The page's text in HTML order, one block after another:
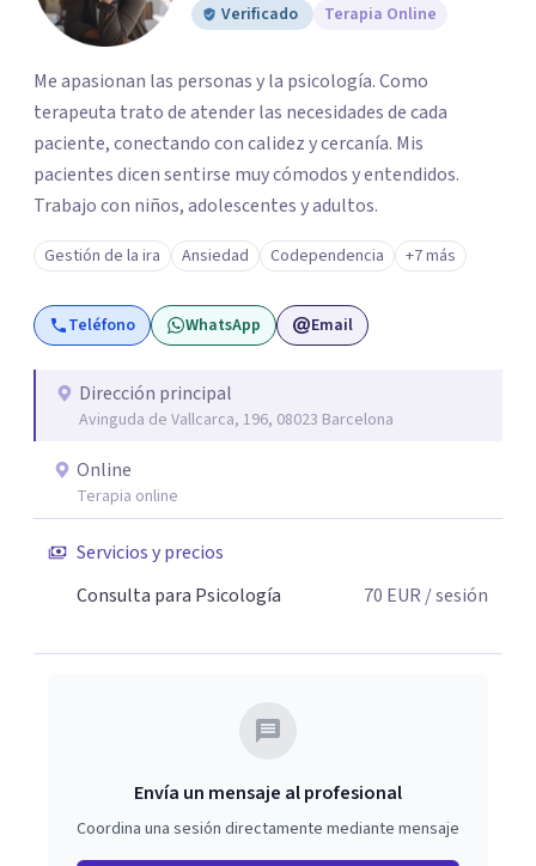
Verificado
Terapia Online
Me apasionan las personas y la psicología. Como
terapeuta trato de atender las necesidades de cada
paciente, conectando con calidez y cercanía. Mis
pacientes dicen sentirse muy cómodos y entendidos.
Trabajo con niños, adolescentes y adultos.
Gestión de la ira Ansiedad Codependencia +7 más
Teléfono WhatsApp Email
Dirección principal
Avinguda de Vallcarca, 196, 08023 Barcelona
Online
Terapia online
Servicios y precios
Consulta para Psicología
70 EUR / sesión
Envía un mensaje al profesional
Coordina una sesión directamente mediante mensaje